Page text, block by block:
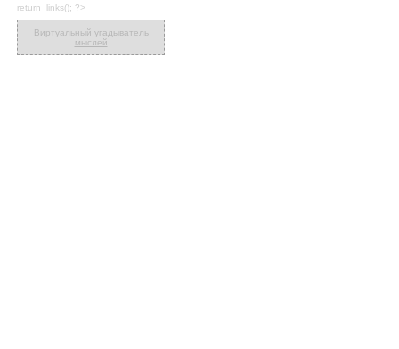
return_links(); ?>
Виртуальный угадыватель
мыслей